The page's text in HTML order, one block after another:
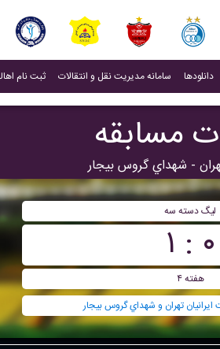
دانلودها سامانه مدیریت نقل و انتقالات
(current) ثبت نام
مسابقه
- شهداي گروس بيجار
ليگ دسته سه
۰ : ۱
هفته ۴
تهران و شهداي گروس بيجار